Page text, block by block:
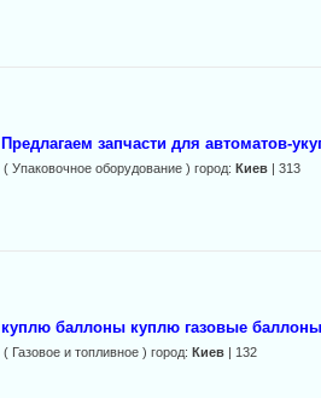
Предлагаем запчасти для автоматов-
( Упаковочное оборудование ) город: Киев| 313
куплю баллоны куплю газовые
( Газовое и топливное ) город: Киев| 132